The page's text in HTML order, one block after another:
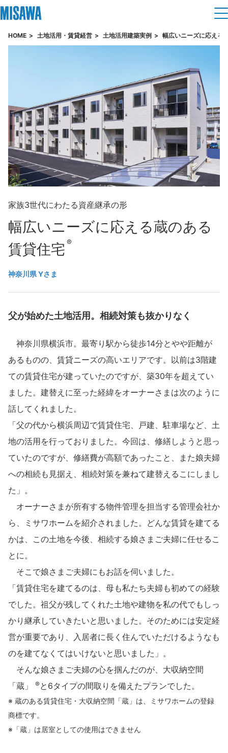
住まい
商品ラインアップ
デザイン
テクノロジー（住まいの性能）
建築事例・建築実例
デザイナーズギャラリー
インテリア
住まいづくりガイド
買う
分譲住宅（建売・土地）検索
スムストック検索
分譲マンション検索
売る [MISAWA RELAY]
住まいの売却
多彩な動画やこだわりが詰まった建築実例、注目の最新情報など、住
まいづくりを楽しく学べるデジタルラウンジです。
ホームラウンジ 新築・戸建て
個人のお客さま
賃貸住宅
賃貸併用住宅
店舗・各種施設
土地活用モデルルーム見学
土地活用実例
社宅建築
医療・介護・子育て・障がい福祉施設
これから土地活用・賃貸経営をご検討の方
土地活用の基礎から長期安定経営を目指すオーナー様まで、賃貸経営
ホームラウンジ 土地活用・賃貸経営
リフォーム
戸建て・マンション
ミサワリフォームとは
リフォームの流れ
リフォームメニュー
リフォーム事例
事業用
事業用リノベーション
リフォーム営業所
これからリフォームをご検討の方
実例動画や基礎知識、収納の工夫など、理想の住まいを叶えるリフォ
ームの具体策とアイデアを豊富にご用意しています。
ホームラウンジ リフォーム
まちづくり
複合開発・投資開発
複合開発事業（ASMACI-アスマチ-）
再開発・官民連携事業
分譲マンション開発事業
収益不動産・投資開発事業
事業用地・事業用建物
分譲用地
すべてのフィールドに新しい価値をデザインし、持続可能な未来志向
のまちづくりを実現していきます。
オーナーサポート
サポートメニュー
住まいるりんぐ（ロングサポート）
保証制度
アフターメンテナンス
ミサワリフォーム
ご相談窓口
お客様センター
ミサワホームオーナーさま・リフォーム工事ご契約者さまとミサワ
ホームを結ぶコミュニケーションサイト。お得・便利・安心なコン
テンツや、ミサワホームからの大切なお知らせなど配信しています。
ミサワオーナーズクラブ
企 業・ IR情報
企業・IR
ニュース
IR情報
SDGs
環境活動
採用情報
新卒者採用
中途採用
障がい者採用
ウエルネス事業
海外事業
ミサワアイデンティティ
イベント情報
カタログ請求
住まいのご相談
HOME 土地活用・賃貸経営 土地活用建築実例 幅広いニーズに応える
家族3世代にわたる資産継承の形
幅広いニーズに応える蔵のある
賃貸住宅 ®︎
神奈川県 Yさま
父が始めた土地活用。相続対策も抜かりなく
神奈川県横浜市。最寄り駅から徒歩14分とやや距離が
あるものの、賃貸ニーズの高いエリアです。以前は3階建
ての賃貸住宅が建っていたのですが、築30年を超えてい
ました。建替えに至った経緯をオーナーさまは次のように
話してくれました。
「父の代から横浜周辺で賃貸住宅、戸建、駐車場など、土
地の活用を行っておりました。今回は、修繕しようと思っ
ていたのですが、修繕費が高額であったこと、また娘夫婦
への相続も見据え、相続対策を兼ねて建替えるこにしまし
た」。
オーナーさまが所有する物件管理を担当する管理会社か
ら、ミサワホームを紹介されました。どんな賃貸を建てる
かは、この土地を今後、相続する娘さまご夫婦に任せるこ
とに。
そこで娘さまご夫婦にもお話を伺いました。
「賃貸住宅を建てるのは、母も私たち夫婦も初めての経験
でした。祖父が残してくれた土地や建物を私の代でもしっ
かり継承していきたいと思いました。そのためには安定経
営が重要であり、入居者に長く住んでいただけるようなも
のを建てなくてはいけないと思いました」。
そんな娘さまご夫婦の心を掴んだのが、大収納空間
「蔵」
®︎と6タイプの間取りを備えたプランでした。
※ 蔵のある賃貸住宅・大収納空間「蔵」は、ミサワホームの登録
商標です。
※「蔵」は居室としての使用はできません